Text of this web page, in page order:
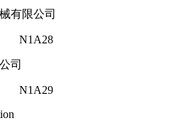
有限公司
N1A28
司
N1A29